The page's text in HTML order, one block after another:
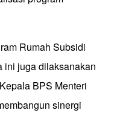
Rumah Subsidi
ini juga dilaksanakan
BPS Menteri
sinergi